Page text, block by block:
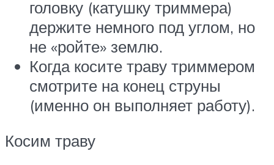
головку (катушку триммера)
держите немного под углом, но
не «ройте» землю.
Когда косите траву триммером
смотрите на конец струны
(именно он выполняет работу).
Косим траву